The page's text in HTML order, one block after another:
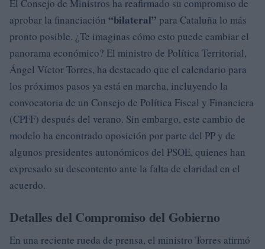
El Consejo de Ministros ha reafirmado su compromiso de
aprobar la financiación “bilateral” para Cataluña lo más
pronto posible. ¿Te imaginas cómo esto puede cambiar el
panorama económico? El ministro de Política Territorial,
Ángel Víctor Torres, ha destacado que el calendario para
los próximos pasos ya está en marcha, incluyendo la
convocatoria de un Consejo de Política Fiscal y Financiera
(CPFF) después del verano. Sin embargo, este cambio de
modelo ha encontrado oposición por parte del PP y de
algunos presidentes autonómicos del PSOE, quienes han
expresado su descontento ante la falta de claridad en el
acuerdo.
Detalles del Compromiso del Gobierno
En una reciente rueda de prensa, el ministro Torres afirmó